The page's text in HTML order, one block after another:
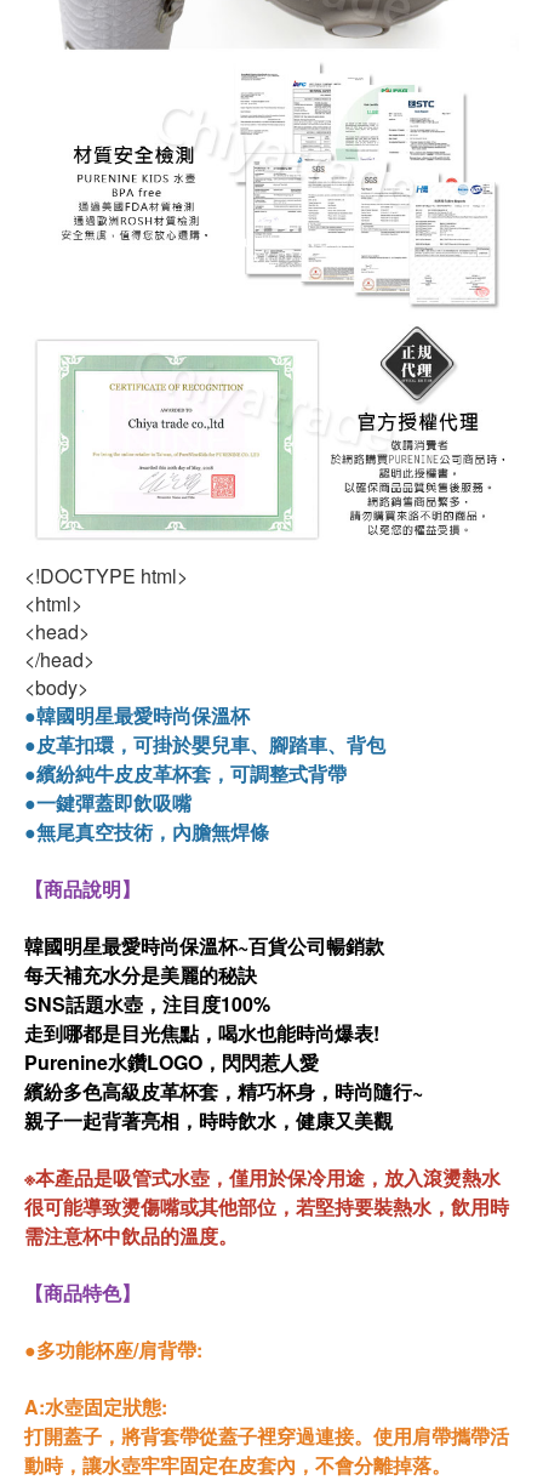
<!DOCTYPE html>
<html>
<head>
</head>
<body>
●韓國明星最愛時尚保溫杯
●皮革扣環，可掛於嬰兒車、腳踏車、背包
●繽紛純牛皮皮革杯套 ，可調整式背帶
●一鍵彈蓋即飲吸嘴
●無尾真空技術，內膽無焊條
【商品說明】
韓國明星最愛時尚保溫杯~百貨公司暢銷款
每天補充水分是美麗的秘訣
SNS話題水壺，注目度100%
走到哪都是目光焦點，喝水也能時尚爆表!
Purenine水鑽LOGO，閃閃惹人愛
繽紛多色高級皮革杯套 ，精巧杯身，時尚隨行~
親子一起背著亮相，時時飲水，健康又美觀
※本產品是吸管式水壺，僅用於保冷用途，放入滾燙熱水
很可能導致燙傷嘴或其他部位，若堅持要裝熱水，飲用時
需注意杯中飲品的溫度。
【商品特色】
●多功能杯座/肩背帶:
A:水壺固定狀態:
打開蓋子，將背套帶從蓋子裡穿過連接。使用肩帶攜帶活
動時，讓水壺牢牢固定在皮套內，不會分離掉落。